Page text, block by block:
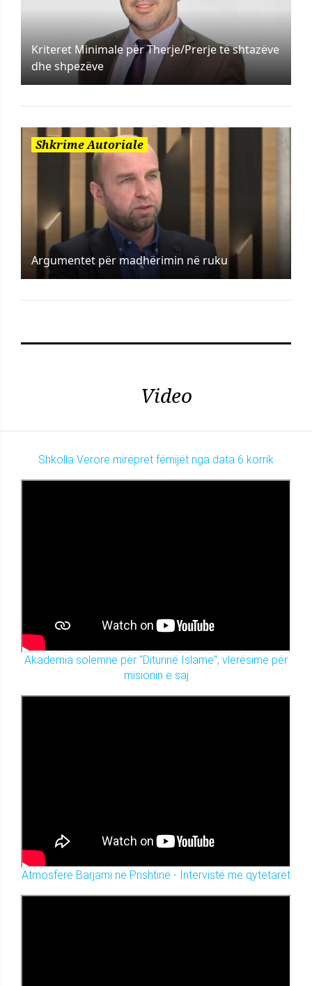
Kriteret Minimale për Therje/Prerje të shtazëve
dhe shpezëve
Shkrime Autoriale
Argumentet për madhërimin në ruku
Video
Shkolla Verore mirëpret fëmijët nga data 6 korrik
Akademia solemne për "Diturinë Islame", vlerësime për
misionin e saj
Atmosferë Barjami në Prishtinë - Intervistë me qytetarët